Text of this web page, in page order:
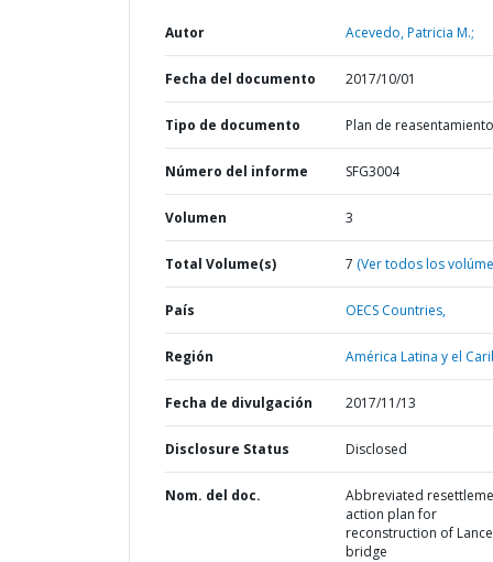
Autor Acevedo, Patricia M.;
Fecha del documento 2017/10/01
Tipo de documento Plan de reasentamiento
Número del informe SFG3004
Volumen 3
Total Volume(s) 7 (Ver todos los
País OECS Countries,
Región América Latina y el
Fecha de divulgación 2017/11/13
Disclosure Status Disclosed
Nom. del doc.
Abbreviated
action plan for
reconstruction of Lance
bridge